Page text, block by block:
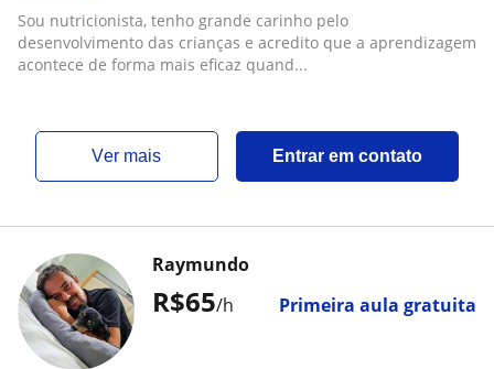
Sou nutricionista, tenho grande carinho pelo
desenvolvimento das crianças e acredito que a aprendizagem
acontece de forma mais eficaz quand...
ver mais Entrar em contato
R$65/h Primeira aula gratuita
Raymundo